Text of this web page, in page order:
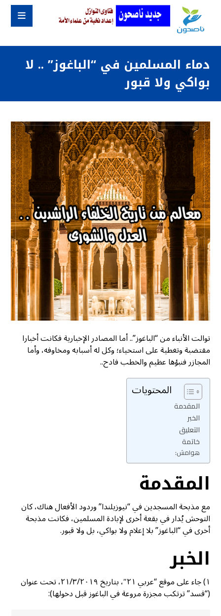
دماء المسلمين في “الباغوز” .. لا
بواكي ولا قبور
توالت الأنباء من “الباغوز”.. أما المصادر الإخبارية فكانت أخبارا
مقتضبة وتغطية على استحياء؛ وكل له أسبابه ومخاوفه، وأما
المجازر فنبؤها عظيم والخطب فادح..
المحتويات
المقدمة
الخبر
التعليق
خاتمة
هوامش:
المقدمة
مع مذبحة المسجدين في “نيوزيلندا” وردود الأفعال هناك، كان
التوحش يُدار في بقعة أخرى لإبادة المسلمين، فكانت مذبحة
أخرى في “الباغوز” بلا إعلام ولا بواكي، بل ولا قبور.
الخبر
١) جاء على موقع “عربي ٢١″، بتاريخ ٢١/٣/٢٠١٩، تحت عنوان
(“قسد” ترتكب مجزرة مروعة في الباغوز قبل دخولها):